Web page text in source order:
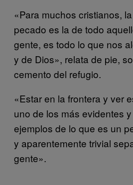
«Para muchos cristianos,
pecado es la de todo
gente, es todo lo que nos
y de Dios», relata de pie,
cemento del refugio.
«Estar en la frontera y ver
uno de los más evidentes
ejemplos de lo que es un
y aparentemente trivial
gente».